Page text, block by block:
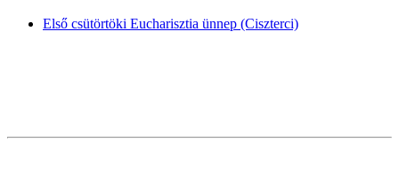
Első csütörtöki Eucharisztia ünnep (Ciszterci)